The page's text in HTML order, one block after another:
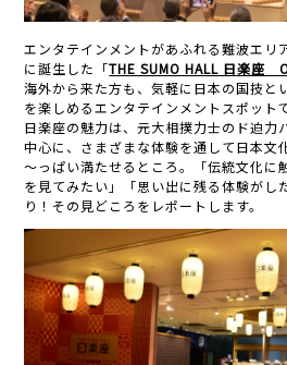
エンタテインメントがあふれる難波エリ
に誕生した「THE SUMO HALL 日楽座
海外から来た方も、気軽に日本の国技と
を楽しめるエンタテインメントスポットで
日楽座の魅力は、元大相撲力士のド迫力
中心に、さまざまな体験を通して日本文
～っぱい満たせるところ。「伝統文化に
を見てみたい」「思い出に残る体験がし
り！その見どころをレポートします。